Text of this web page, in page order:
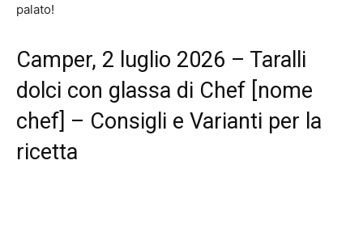
palato!
Camper, 2 luglio 2026 – Taralli
dolci con glassa di Chef [nome
chef] – Consigli e Varianti per la
ricetta